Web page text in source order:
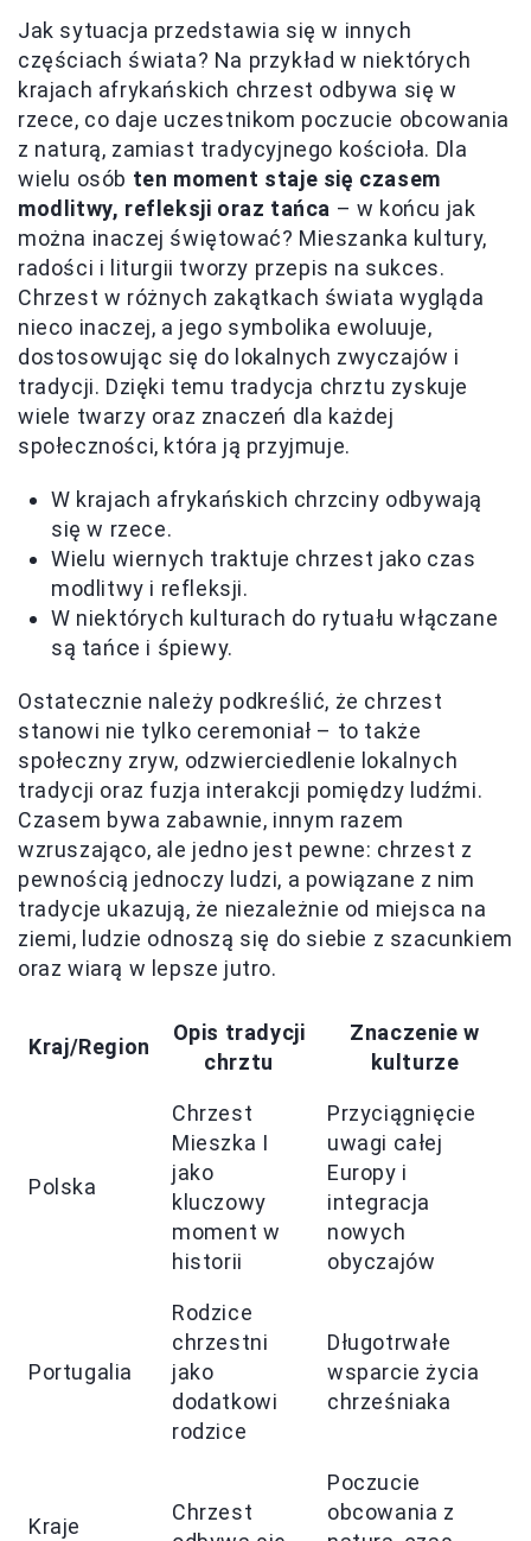
Jak sytuacja przedstawia się w innych
częściach świata? Na przykład w niektórych
krajach afrykańskich chrzest odbywa się w
rzece, co daje uczestnikom poczucie obcowania
z naturą, zamiast tradycyjnego kościoła. Dla
wielu osób ten moment staje się czasem
modlitwy, refleksji oraz tańca – w końcu jak
można inaczej świętować? Mieszanka kultury,
radości i liturgii tworzy przepis na sukces.
Chrzest w różnych zakątkach świata wygląda
nieco inaczej, a jego symbolika ewoluuje,
dostosowując się do lokalnych zwyczajów i
tradycji. Dzięki temu tradycja chrztu zyskuje
wiele twarzy oraz znaczeń dla każdej
społeczności, która ją przyjmuje.
W krajach afrykańskich chrzciny odbywają
się w rzece.
Wielu wiernych traktuje chrzest jako czas
modlitwy i refleksji.
W niektórych kulturach do rytuału włączane
są tańce i śpiewy.
Ostatecznie należy podkreślić, że chrzest
stanowi nie tylko ceremoniał – to także
społeczny zryw, odzwierciedlenie lokalnych
tradycji oraz fuzja interakcji pomiędzy ludźmi.
Czasem bywa zabawnie, innym razem
wzruszająco, ale jedno jest pewne: chrzest z
pewnością jednoczy ludzi, a powiązane z nim
tradycje ukazują, że niezależnie od miejsca na
ziemi, ludzie odnoszą się do siebie z szacunkiem
oraz wiarą w lepsze jutro.
Kraj/Region
Opis tradycji
chrztu
Znaczenie w
kulturze
Polska
Chrzest
Mieszka I
jako
kluczowy
moment w
historii
Przyciągnięcie
uwagi całej
Europy i
integracja
nowych
obyczajów
Portugalia
Rodzice
chrzestni
jako
dodatkowi
rodzice
Długotrwałe
wsparcie życia
chrześniaka
Kraje
Chrzest
Poczucie
obcowania z